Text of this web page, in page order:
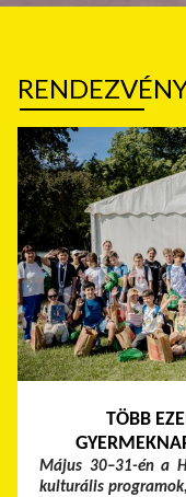
TÖBB
Május 30–31-én a
kulturális